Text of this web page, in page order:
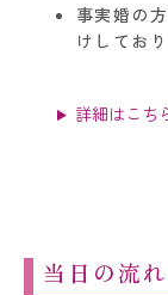
事実婚の
けしており
詳細はこち
当日の流れ